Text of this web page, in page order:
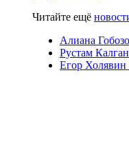
Читайте ещё
Алиана
Рустам
Егор Холявин